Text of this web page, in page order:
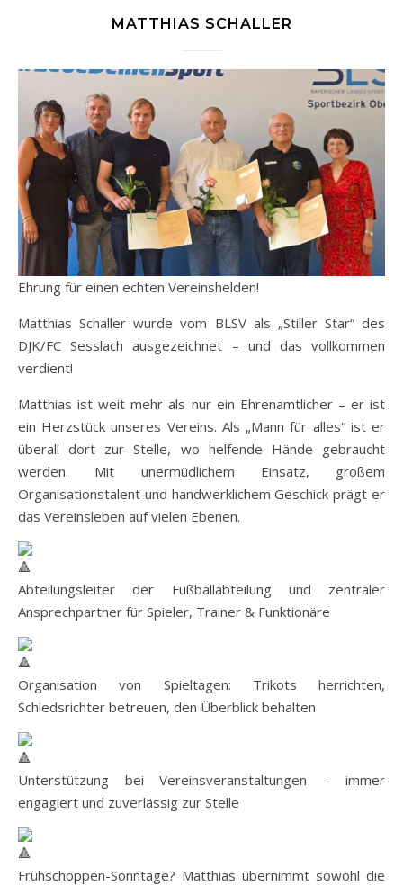
MATTHIAS SCHALLER
Ehrung für einen echten Vereinshelden!
Matthias Schaller wurde vom BLSV als „Stiller Star“ des
DJK/FC Sesslach ausgezeichnet – und das vollkommen
verdient!
Matthias ist weit mehr als nur ein Ehrenamtlicher – er ist
ein Herzstück unseres Vereins. Als „Mann für alles“ ist er
überall dort zur Stelle, wo helfende Hände gebraucht
werden. Mit unermüdlichem Einsatz, großem
Organisationstalent und handwerklichem Geschick prägt er
das Vereinsleben auf vielen Ebenen.
Abteilungsleiter der Fußballabteilung und zentraler
Ansprechpartner für Spieler, Trainer & Funktionäre
Organisation von Spieltagen: Trikots herrichten,
Schiedsrichter betreuen, den Überblick behalten
Unterstützung bei Vereinsveranstaltungen – immer
engagiert und zuverlässig zur Stelle
Frühschoppen-Sonntage? Matthias übernimmt sowohl die